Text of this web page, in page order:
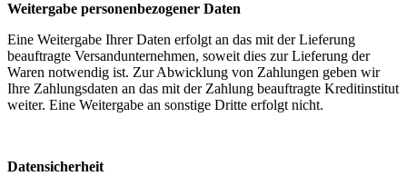
Weitergabe personenbezogener Daten
Eine Weitergabe Ihrer Daten erfolgt an das mit der Lieferung
beauftragte Versandunternehmen, soweit dies zur Lieferung der
Waren notwendig ist. Zur Abwicklung von Zahlungen geben wir
Ihre Zahlungsdaten an das mit der Zahlung beauftragte Kreditinstitut
weiter. Eine Weitergabe an sonstige Dritte erfolgt nicht.
Datensicherheit